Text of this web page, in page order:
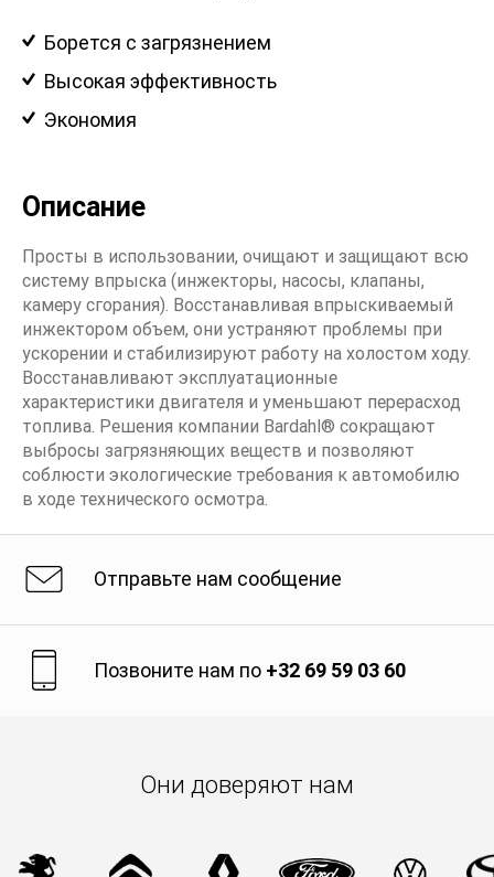
Борется с загрязнением
Высокая эффективность
Экономия
Описание
Просты в использовании, очищают и защищают всю
систему впрыска (инжекторы, насосы, клапаны,
камеру сгорания). Восстанавливая впрыскиваемый
инжектором объем, они устраняют проблемы при
ускорении и стабилизируют работу на холостом ходу.
Восстанавливают эксплуатационные
характеристики двигателя и уменьшают перерасход
топлива. Решения компании Bardahl® сокращают
выбросы загрязняющих веществ и позволяют
соблюсти экологические требования к автомобилю
в ходе технического осмотра.
Отправьте нам сообщение
Позвоните нам по +32 69 59 03 60
Они доверяют нам